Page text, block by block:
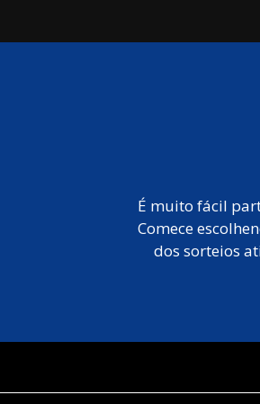
É muito fácil
Comece
dos sorteios